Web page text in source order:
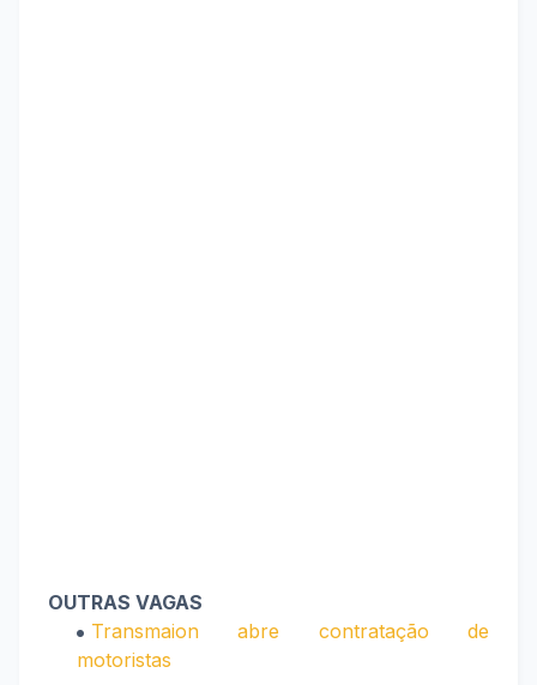
OUTRAS VAGAS
Transmaion abre contratação de
motoristas